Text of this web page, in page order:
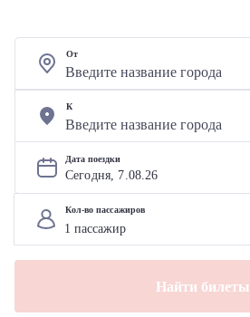
От
К
Дата поездки
Сегодня, 7.08.26
Кол-во пассажиров
Найти билеты